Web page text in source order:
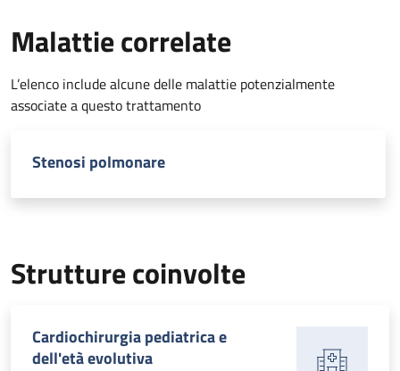
Malattie correlate
L’elenco include alcune delle malattie potenzialmente
associate a questo trattamento
Stenosi polmonare
Strutture coinvolte
Cardiochirurgia pediatrica e
dell'età evolutiva